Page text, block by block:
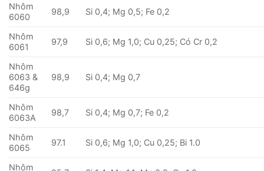
Nhôm
6060
98,9 Si 0,4; Mg 0,5; Fe 0,2
Nhôm
6061
97,9 Si 0,6; Mg 1,0; Cu 0,25; Có Cr 0,2
Nhôm
6063 &
646g
98,9 Si 0,4; Mg 0,7
Nhôm
6063A
98,7 Si 0,4; Mg 0,7; Fe 0,2
Nhôm
6065
97.1 Si 0,6; Mg 1,0; Cu 0,25; Bi 1.0
Nhôm